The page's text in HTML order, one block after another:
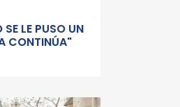
LE PUSO UN
CONTINÚA"